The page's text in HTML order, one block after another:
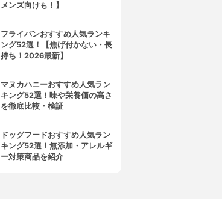
メンズ向けも！】
フライパンおすすめ人気ランキ
ング52選！【焦げ付かない・長
持ち！2026最新】
マヌカハニーおすすめ人気ラン
キング52選！味や栄養価の高さ
を徹底比較・検証
ドッグフードおすすめ人気ラン
キング52選！無添加・アレルギ
ー対策商品を紹介